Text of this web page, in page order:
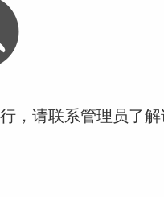
，请联系管理员了